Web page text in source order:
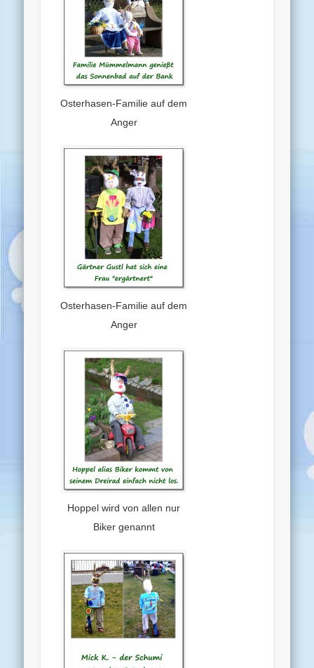
Osterhasen-Familie auf dem
Anger
Osterhasen-Familie auf dem
Anger
Hoppel wird von allen nur
Biker genannt